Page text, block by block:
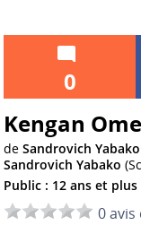
0
Kengan
deSandrovich Yabako
Sandrovich Yabako
Public : 12 ans et
0 avis